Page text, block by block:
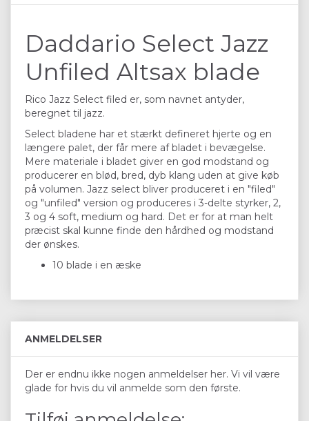
Daddario Select Jazz
Unfiled Altsax blade
Rico Jazz Select filed er, som navnet antyder,
beregnet til jazz.
Select bladene har et stærkt defineret hjerte og en
længere palet, der får mere af bladet i bevægelse.
Mere materiale i bladet giver en god modstand og
producerer en blød, bred, dyb klang uden at give køb
på volumen. Jazz select bliver produceret i en "filed"
og "unfiled" version og produceres i 3-delte styrker, 2,
3 og 4 soft, medium og hard. Det er for at man helt
præcist skal kunne finde den hårdhed og modstand
der ønskes.
10 blade i en æske
ANMELDELSER
Der er endnu ikke nogen anmeldelser her. Vi vil være
glade for hvis du vil anmelde som den første.